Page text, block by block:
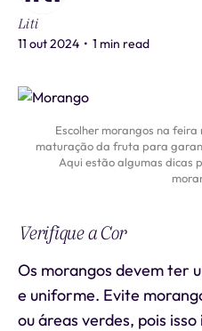
Liti
11 out 2024 • 1 min read
Escolher morangos na
maturação da fruta para
Aqui estão algumas dicas
Verifique a Cor
Os morangos devem ter
e uniforme. Evite
ou áreas verdes, pois